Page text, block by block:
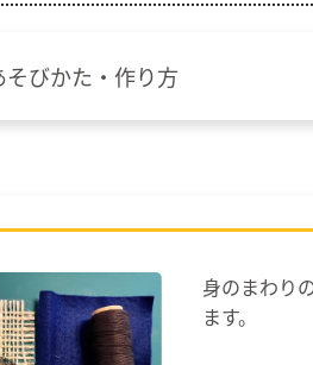
そびかた・作り方
身のまわり
ます。